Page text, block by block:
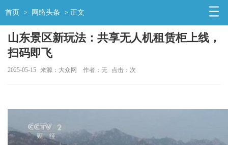
首页 > 网络头条 > 正文
山东景区新玩法：共享无人机租赁柜上线，
扫码即飞
2025-05-15 来源：大众网 作者：无 点击： 次